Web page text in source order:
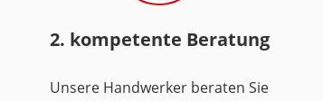
2. kompetente Beratung
Unsere Handwerker beraten Sie